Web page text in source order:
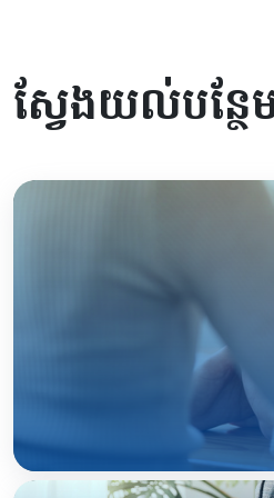
ស្វែងយល់បន្ថ